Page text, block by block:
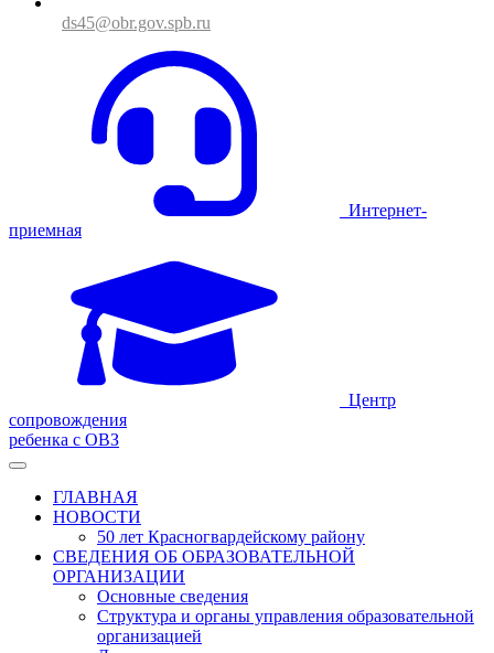
ds45@obr.gov.spb.ru
Интернет-
приемная
Центр
сопровождения
ребенка с ОВЗ
ГЛАВНАЯ
НОВОСТИ
50 лет Красногвардейскому району
СВЕДЕНИЯ ОБ ОБРАЗОВАТЕЛЬНОЙ
ОРГАНИЗАЦИИ
Основные сведения
Структура и органы управления образовательной
организацией